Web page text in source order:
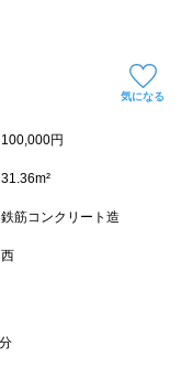
気になる
100,000円
31.36m²
鉄筋コンクリート造
西